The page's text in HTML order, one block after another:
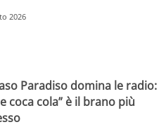
2026
Paradiso domina le radio:
coca cola” è il brano più